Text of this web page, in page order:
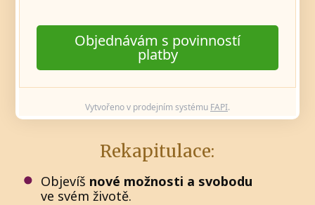
Objednávám s povinností
platby
Vytvořeno v prodejním systému FAPI.
Rekapitulace:
Objevíš nové možnosti a svobodu
ve svém životě.